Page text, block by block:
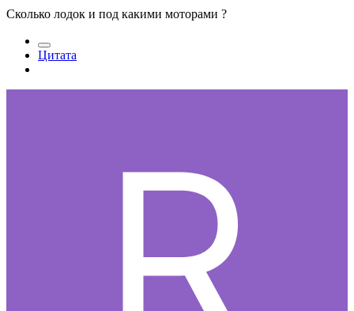
Сколько лодок и под какими моторами ?
Цитата